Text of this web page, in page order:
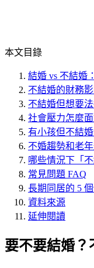
本文目錄
結婚 vs 不結婚
不結婚的財務
不結婚但想要
社會壓力怎麼
有小孩但不結
不婚趨勢和老年
哪些情況下「
常見問題 FAQ
長期同居的 5
資料來源
延伸閱讀
要不要結婚？